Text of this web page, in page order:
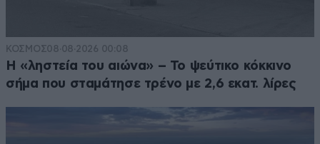
ΚΟΣΜΟΣ08·08·2026 00:08
Η «ληστεία του αιώνα» – Το ψεύτικο κόκκινο
σήμα που σταμάτησε τρένο με 2,6 εκατ. λίρες